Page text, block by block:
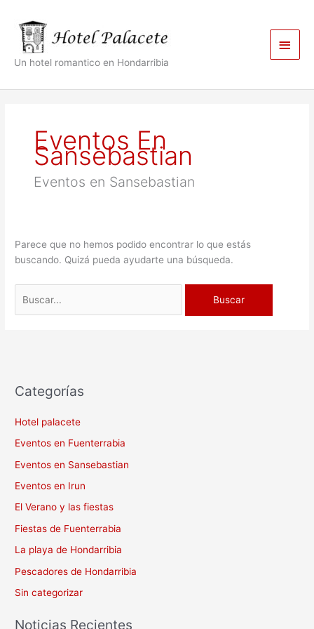
contenido
Un hotel romantico en Hondarribia
Eventos En
Sansebastian
Eventos en Sansebastian
Parece que no hemos podido encontrar lo que estás
buscando. Quizá pueda ayudarte una búsqueda.
Categorías
Hotel palacete
Eventos en Fuenterrabia
Eventos en Sansebastian
Eventos en Irun
El Verano y las fiestas
Fiestas de Fuenterrabia
La playa de Hondarribia
Pescadores de Hondarribia
Sin categorizar
Noticias Recientes